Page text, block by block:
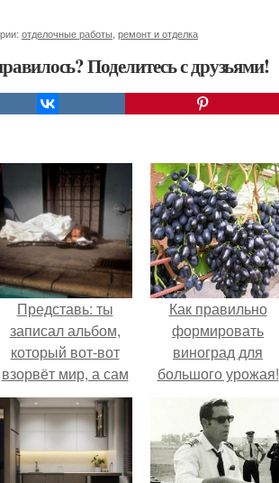
отделочные работы ремонт и отделка
Поделитесь с друзьями!
Представь: ты
записал альбом,
который вот-вот
взорвёт мир, а сам
в этот момент
ночуешь в машине.
Как правильно
формировать
виноград для
большого урожая!